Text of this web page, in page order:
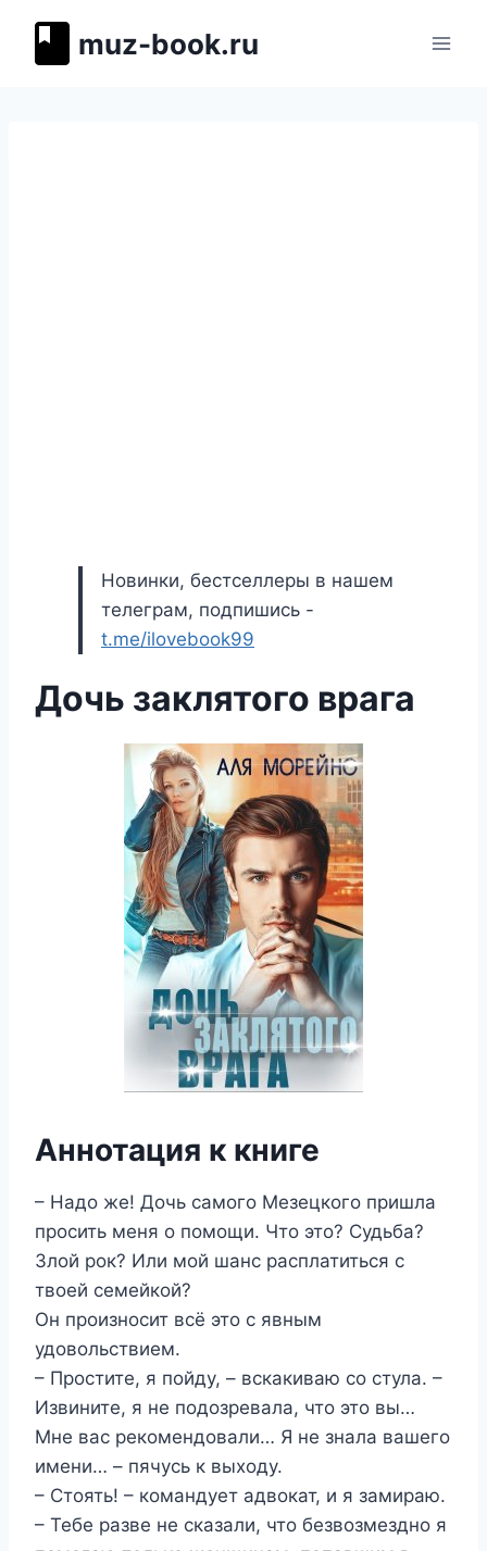
muz-book.ru
Новинки, бестселлеры в нашем
телеграм, подпишись -
t.me/ilovebook99
Дочь заклятого врага
Аннотация к книге
– Надо же! Дочь самого Мезецкого пришла
просить меня о помощи. Что это? Судьба?
Злой рок? Или мой шанс расплатиться с
твоей семейкой?
Он произносит всё это с явным
удовольствием.
– Простите, я пойду, – вскакиваю со стула. –
Извините, я не подозревала, что это вы…
Мне вас рекомендовали… Я не знала вашего
имени… – пячусь к выходу.
– Стоять! – командует адвокат, и я замираю.
– Тебе разве не сказали, что безвозмездно я